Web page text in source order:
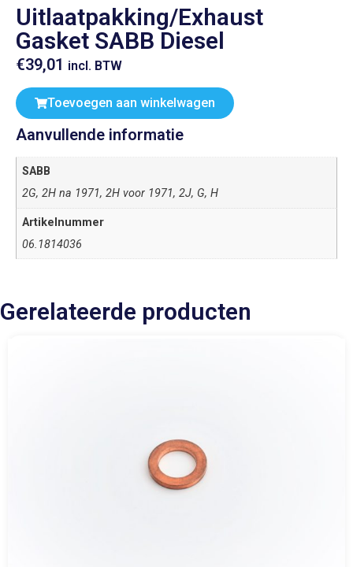
Uitlaatpakking/Exhaust
Gasket SABB Diesel
€39,01 incl. BTW
Toevoegen aan winkelwagen
Aanvullende informatie
SABB
2G, 2H na 1971, 2H voor 1971, 2J, G, H
Artikelnummer
06.1814036
Gerelateerde producten